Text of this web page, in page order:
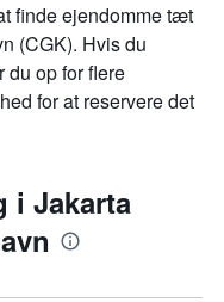
finde ejendomme tæt
(CGK). Hvis du
du op for flere
for at reservere det
i Jakarta